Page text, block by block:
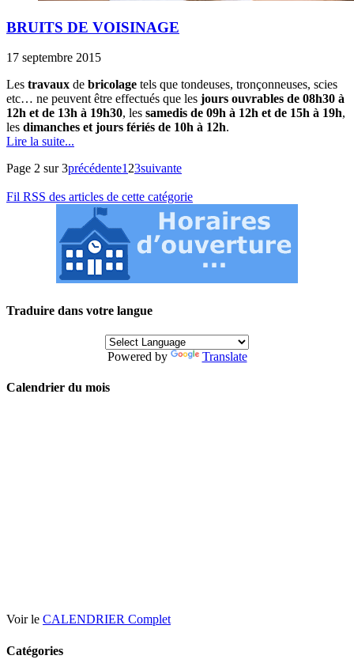
BRUITS DE VOISINAGE
17 septembre 2015
Les travaux de bricolage tels que tondeuses, tronçonneuses, scies
etc… ne peuvent être effectués que les jours ouvrables de 08h30 à
12h et de 13h à 19h30, les samedis de 09h à 12h et de 15h à 19h,
les dimanches et jours fériés de 10h à 12h.
Lire la suite...
Page 2 sur 3précédente1 23suivante
Fil RSS des articles de cette catégorie
Traduire dans votre langue
Powered by Translate
Calendrier du mois
Voir le CALENDRIER Complet
Catégories